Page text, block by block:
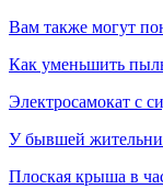
Вам также могут
Как уменьшить
Электросамокат с
У бывшей
Плоская крыша в